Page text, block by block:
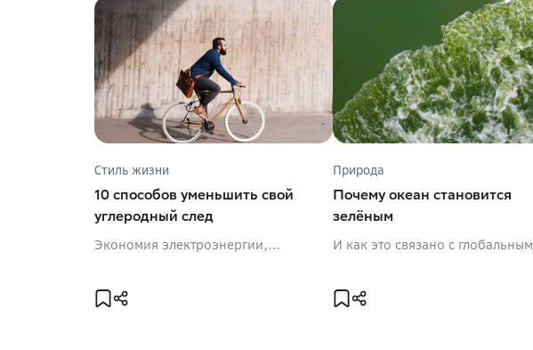
Стиль жизни
10 способов уменьшить свой
углеродный след
Экономия электроэнергии,
действия помогут замедлить
Природа
Почему океан становится
зелёным
И как это связано с глобальным